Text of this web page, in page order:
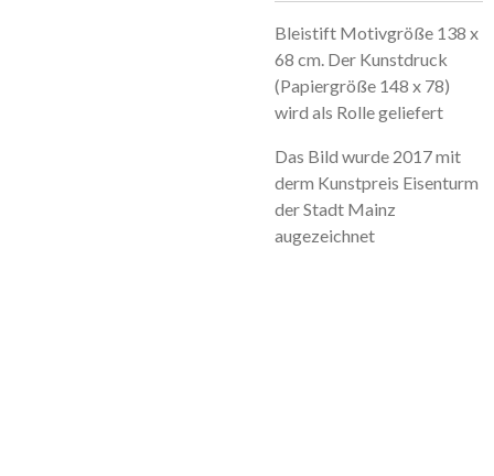
Bleistift Motivgröße 138 x
68 cm. Der Kunstdruck
(Papiergröße 148 x 78)
wird als Rolle geliefert
Das Bild wurde 2017 mit
derm Kunstpreis Eisenturm
der Stadt Mainz
augezeichnet